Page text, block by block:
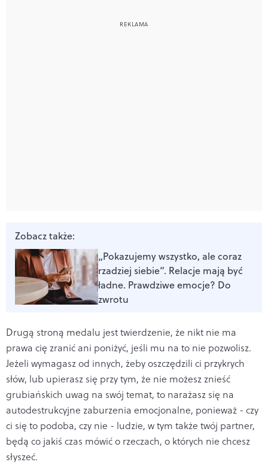
Zobacz także:
„Pokazujemy wszystko, ale coraz
rzadziej siebie”. Relacje mają być
ładne. Prawdziwe emocje? Do
zwrotu
Drugą stroną medalu jest twierdzenie, że nikt nie ma
prawa cię zranić ani poniżyć, jeśli mu na to nie po­zwolisz.
Jeżeli wymagasz od innych, żeby oszczędzili ci przykrych
słów, lub upierasz się przy tym, że nie mo­żesz znieść
grubiańskich uwag na swój temat, to nara­żasz się na
autodestrukcyjne zaburzenia emocjonalne, ponieważ - czy
ci się to podoba, czy nie - ludzie, w tym także twój partner,
będą co jakiś czas mówić o rzeczach, o których nie chcesz
słyszeć.